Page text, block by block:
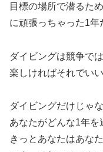
目標の場所で潜るた
に頑張っちゃった1年
ダイビングは競争で
楽しければそれでい
ダイビングだけじゃ
あなたがどんな1年を
きっとあなたはあな